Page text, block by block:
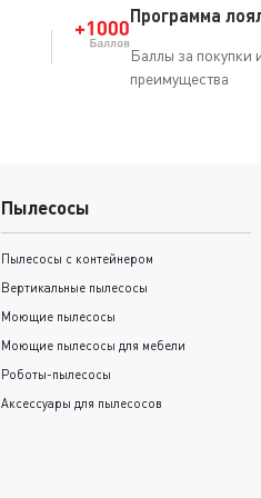
Программа
Баллы за покупки
преимущества
Пылесосы
Пылесосы с контейнером
Вертикальные пылесосы
Моющие пылесосы
Моющие пылесосы для мебели
Роботы-пылесосы
Аксессуары для пылесосов